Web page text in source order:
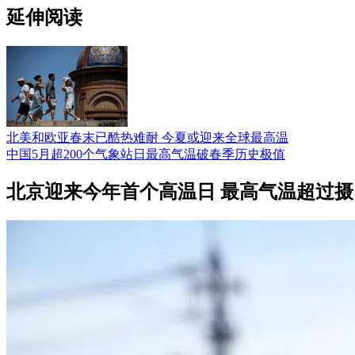
延伸阅读
北美和欧亚春末已酷热难耐 今夏或迎来全球最高温
中国5月超200个气象站日最高气温破春季历史极值
北京迎来今年首个高温日 最高气温超过